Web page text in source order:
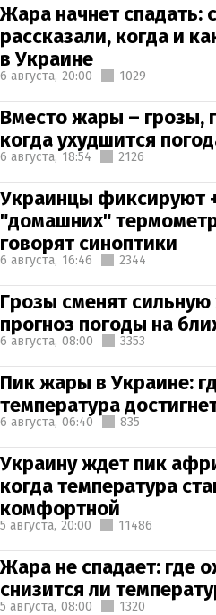
Жара начнет спадать:
рассказали, когда и
в Украине
6 августа, 20:00 1029
Вместо жары – грозы,
когда ухудшится
6 августа, 18:54 2126
Украинцы фиксируют
"домашних"
говорят синоптики
6 августа, 16:46 2344
Грозы сменят
прогноз погоды на
6 августа, 08:00 3353
Пик жары в Украине:
температура
6 августа, 06:40 835
Украину ждет пик
когда температура
комфортной
5 августа, 20:00 11486
Жара не спадает: где
снизится ли
5 августа, 08:00 1320